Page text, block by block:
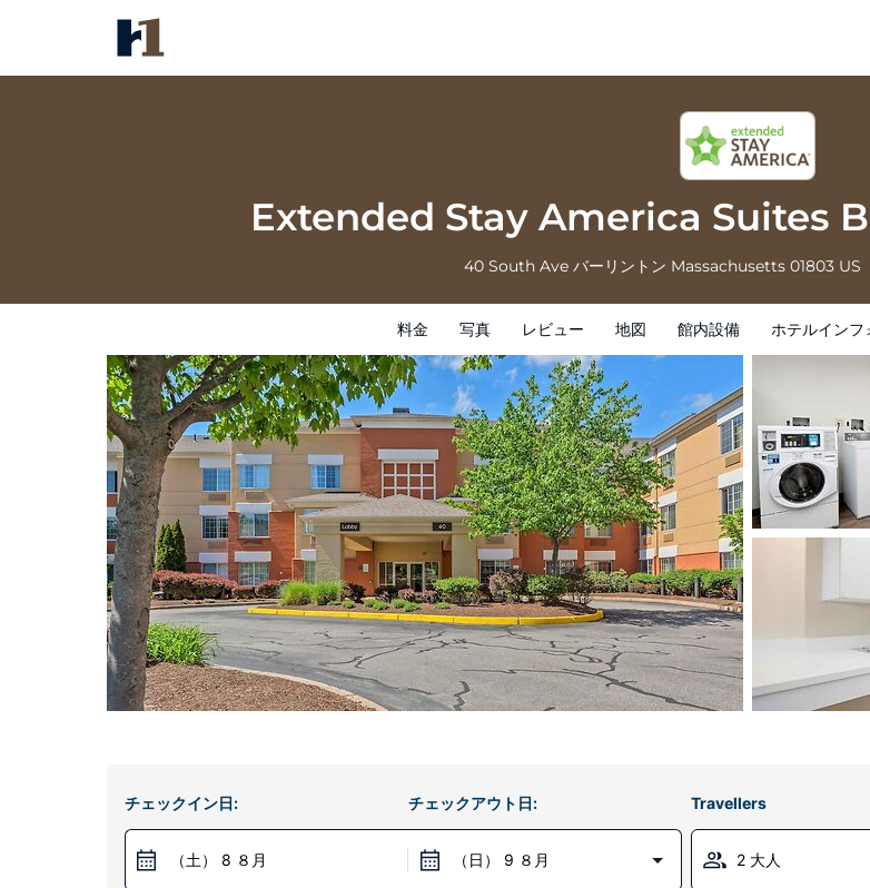
Extended Stay America Suites
40 South Ave バーリントン Massachusetts 01803 US
料金 写真 レビュー 地図 館内設備 ホテルインフ
チェックイン日:
（土） 8 ８月
チェックアウト日:
（日） 9 ８月
Travellers
2 大人